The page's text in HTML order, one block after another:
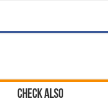
Check Also